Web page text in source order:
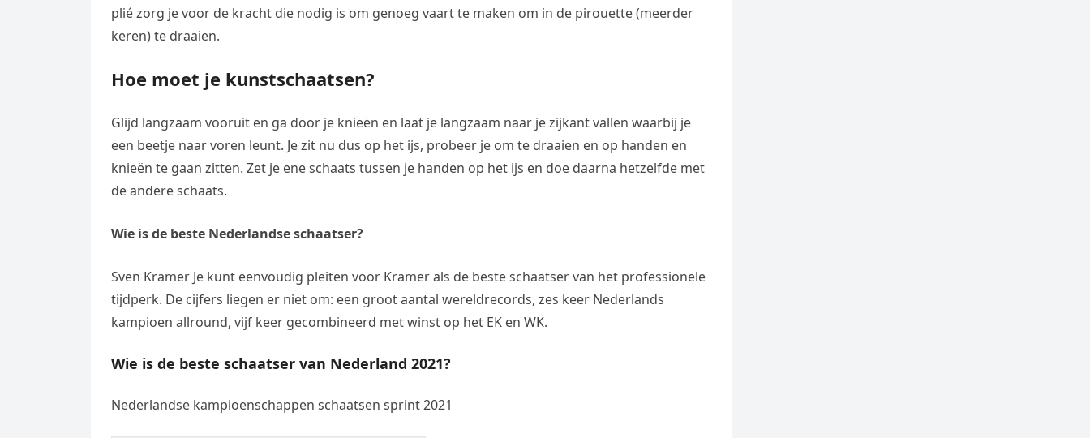
plié zorg je voor de kracht die nodig is om genoeg vaart te maken om in de pirouette (meerder
keren) te draaien.
Hoe moet je kunstschaatsen?
Glijd langzaam vooruit en ga door je knieën en laat je langzaam naar je zijkant vallen waarbij je
een beetje naar voren leunt. Je zit nu dus op het ijs, probeer je om te draaien en op handen en
knieën te gaan zitten. Zet je ene schaats tussen je handen op het ijs en doe daarna hetzelfde met
de andere schaats.
Wie is de beste Nederlandse schaatser?
Sven Kramer Je kunt eenvoudig pleiten voor Kramer als de beste schaatser van het professionele
tijdperk. De cijfers liegen er niet om: een groot aantal wereldrecords, zes keer Nederlands
kampioen allround, vijf keer gecombineerd met winst op het EK en WK.
Wie is de beste schaatser van Nederland 2021?
Nederlandse kampioenschappen schaatsen sprint 2021